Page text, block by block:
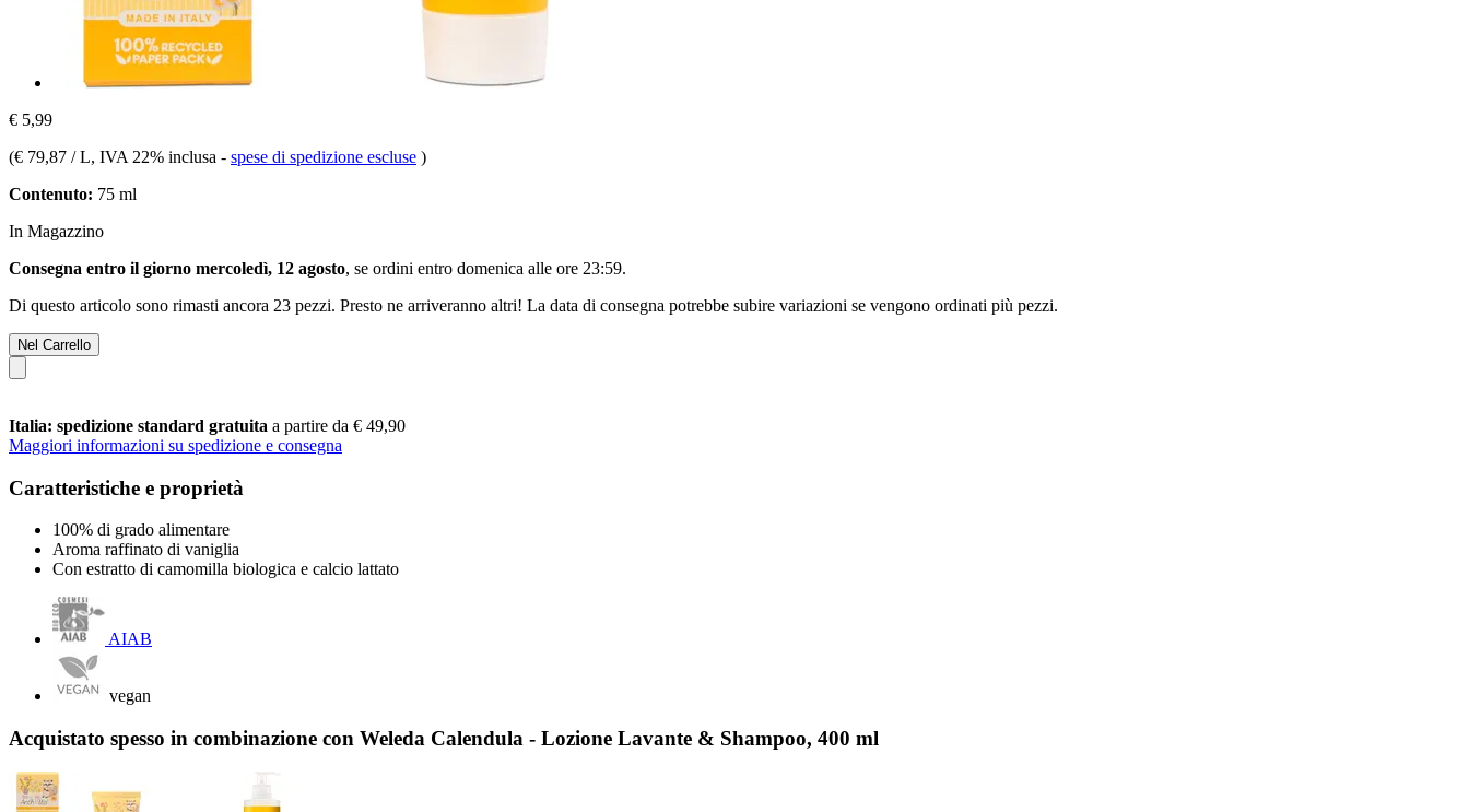
€ 5,99
(€ 79,87 / L, IVA 22% inclusa - spese di spedizione escluse )
Contenuto: 75 ml
In Magazzino
Consegna entro il giorno mercoledì, 12 agosto, se ordini entro domenica alle ore 23:59.
Di questo articolo sono rimasti ancora 23 pezzi. Presto ne arriveranno altri! La data di consegna potrebbe subire variazioni se vengono ordinati più pezzi.
Nel Carrello
Italia: spedizione standard gratuita a partire da € 49,90
Maggiori informazioni su spedizione e consegna
Caratteristiche e proprietà
100% di grado alimentare
Aroma raffinato di vaniglia
Con estratto di camomilla biologica e calcio lattato
AIAB
vegan
Acquistato spesso in combinazione con Weleda Calendula - Lozione Lavante & Shampoo, 400 ml